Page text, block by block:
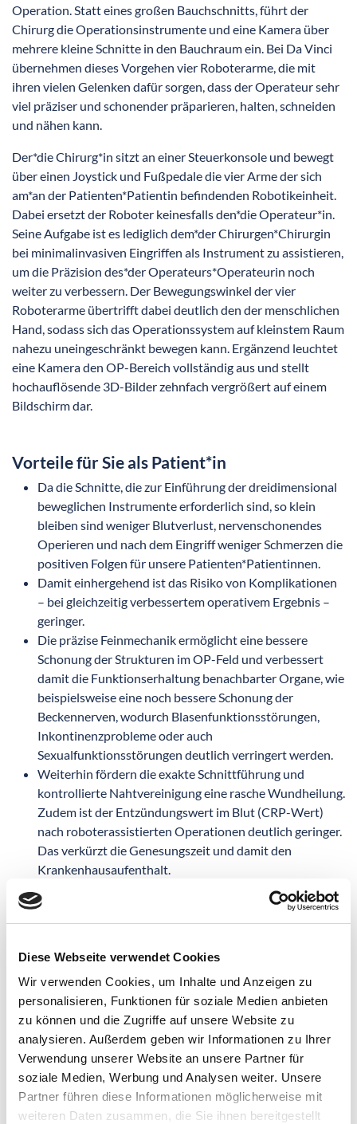
Diese Webseite verwendet Cookies
Wir verwenden Cookies, um Inhalte und Anzeigen zu
personalisieren, Funktionen für soziale Medien anbieten
zu können und die Zugriffe auf unsere Website zu
analysieren. Außerdem geben wir Informationen zu Ihrer
Verwendung unserer Website an unsere Partner für
soziale Medien, Werbung und Analysen weiter. Unsere
Partner führen diese Informationen möglicherweise mit
weiteren Daten zusammen, die Sie ihnen bereitgestellt
Operation. Statt eines großen Bauchschnitts, führt der
Chirurg die Operationsinstrumente und eine Kamera über
mehrere kleine Schnitte in den Bauchraum ein. Bei Da Vinci
übernehmen dieses Vorgehen vier Roboterarme, die mit
ihren vielen Gelenken dafür sorgen, dass der Operateur sehr
viel präziser und schonender präparieren, halten, schneiden
und nähen kann.
Der*die Chirurg*in sitzt an einer Steuerkonsole und bewegt
über einen Joystick und Fußpedale die vier Arme der sich
am*an der Patienten*Patientin befindenden Robotikeinheit.
Dabei ersetzt der Roboter keinesfalls den*die Operateur*in.
Seine Aufgabe ist es lediglich dem*der Chirurgen*Chirurgin
bei minimalinvasiven Eingriffen als Instrument zu assistieren,
um die Präzision des*der Operateurs*Operateurin noch
weiter zu verbessern. Der Bewegungswinkel der vier
Roboterarme übertrifft dabei deutlich den der menschlichen
Hand, sodass sich das Operationssystem auf kleinstem Raum
nahezu uneingeschränkt bewegen kann. Ergänzend leuchtet
eine Kamera den OP-Bereich vollständig aus und stellt
hochauflösende 3D-Bilder zehnfach vergrößert auf einem
Bildschirm dar.
Vorteile für Sie als Patient*in
Da die Schnitte, die zur Einführung der dreidimensional
beweglichen Instrumente erforderlich sind, so klein
bleiben sind weniger Blutverlust, nervenschonendes
Operieren und nach dem Eingriff weniger Schmerzen die
positiven Folgen für unsere Patienten*Patientinnen.
Damit einhergehend ist das Risiko von Komplikationen
– bei gleichzeitig verbessertem operativem Ergebnis –
geringer.
Die präzise Feinmechanik ermöglicht eine bessere
Schonung der Strukturen im OP-Feld und verbessert
damit die Funktionserhaltung benachbarter Organe, wie
beispielsweise eine noch bessere Schonung der
Beckennerven, wodurch Blasenfunktionsstörungen,
Inkontinenzprobleme oder auch
Sexualfunktionsstörungen deutlich verringert werden.
Weiterhin fördern die exakte Schnittführung und
kontrollierte Nahtvereinigung eine rasche Wundheilung.
Zudem ist der Entzündungswert im Blut (CRP-Wert)
nach roboterassistierten Operationen deutlich geringer.
Das verkürzt die Genesungszeit und damit den
Krankenhausaufenthalt.
Wenn bei Revisionsoperationen (Wiederholung oder
Erweiterung eines zuvor durchgeführten Eingriffs)
Nähte aufgelöst werden, lassen sich durch das
einzelnen Gewebeschichten auch bei besonders
schwergewichtigen Patienten*Patientinnen besser
voneinander lösen. Damit ist das Vorgehen deutlich
gewebeschonender.
Vorteile für Ihren Arzt – und damit auch für
Sie